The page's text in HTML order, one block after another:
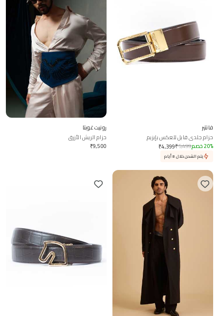
فانتير
حزام جلدي قابل للعكس بإبزيم
₹4,399₹5,499 20% خصم
يتم الشحن خلال 8 أيام
رونيت غوبتا
حزام الريش الأزرق
₹9,500